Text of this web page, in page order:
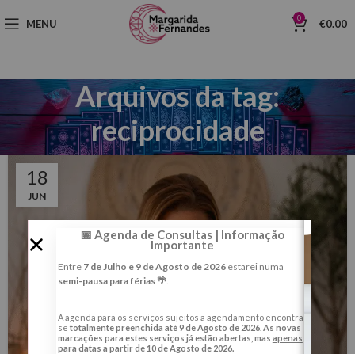
MENU 0 €0.00
Arquivos da tag:
reciprocidade
18
JUN
📅 Agenda de Consultas | Informação
Importante
Entre 7 de Julho e 9 de Agosto de 2026estarei numa
semi-pausa para férias 🌴.
A agenda para os serviços sujeitos a agendamento encontra-
se totalmente preenchida até 9 de Agosto de 2026. As novas
marcações para estes serviços já estão abertas, mas apenas
para datas a partir de 10 de Agosto de 2026.